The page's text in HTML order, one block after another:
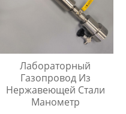
Лабораторный
Газопровод Из
Нержавеющей Стали
Манометр